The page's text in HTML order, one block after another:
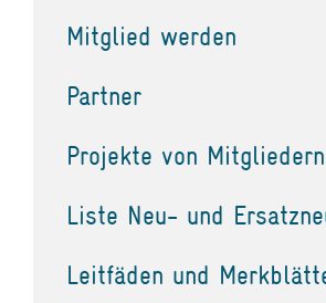
Mitglied werden
Partner
Projekte von Mitgliedern
Liste Neu- und
Leitfäden und